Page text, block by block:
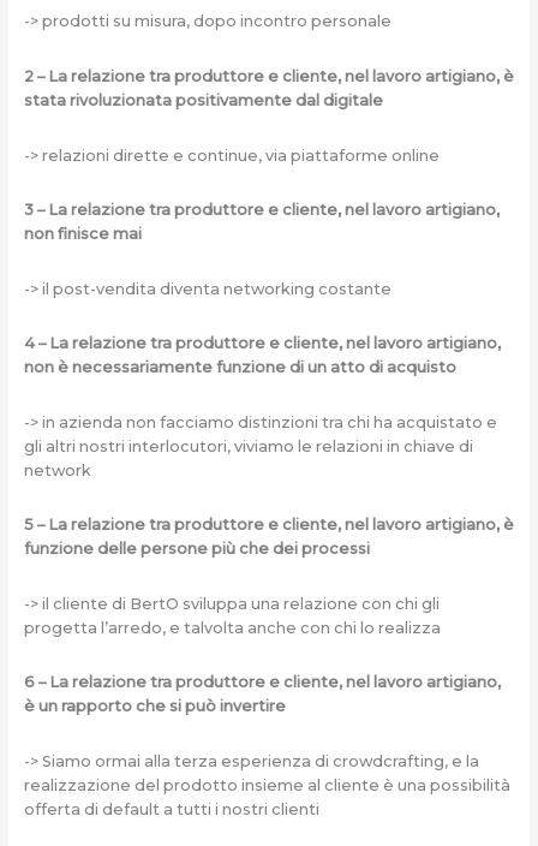
-> prodotti su misura, dopo incontro personale
2 – La relazione tra produttore e cliente, nel lavoro artigiano, è
stata rivoluzionata positivamente dal digitale
-> relazioni dirette e continue, via piattaforme online
3 – La relazione tra produttore e cliente, nel lavoro artigiano,
non finisce mai
-> il post-vendita diventa networking costante
4 – La relazione tra produttore e cliente, nel lavoro artigiano,
non è necessariamente funzione di un atto di acquisto
-> in azienda non facciamo distinzioni tra chi ha acquistato e
gli altri nostri interlocutori, viviamo le relazioni in chiave di
network
5 – La relazione tra produttore e cliente, nel lavoro artigiano, è
funzione delle persone più che dei processi
-> il cliente di BertO sviluppa una relazione con chi gli
progetta l’arredo, e talvolta anche con chi lo realizza
6 – La relazione tra produttore e cliente, nel lavoro artigiano,
è un rapporto che si può invertire
-> Siamo ormai alla terza esperienza di crowdcrafting, e la
realizzazione del prodotto insieme al cliente è una possibilità
offerta di default a tutti i nostri clienti